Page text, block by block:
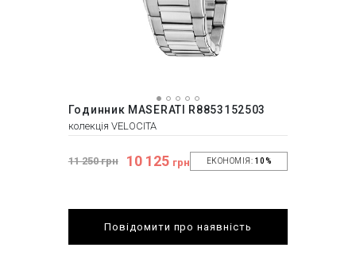
Годинник MASERATI R8853152503
колекція VELOCITA
11 250 грн 10 125 грн ЕКОНОМІЯ: 10%
Повідомити про наявність